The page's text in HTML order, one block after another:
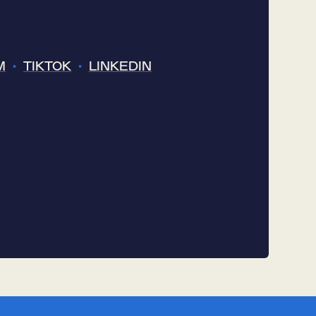
• TIKTOK • LINKEDIN